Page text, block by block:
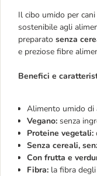
Il cibo umido per
sostenibile agli
preparato senza
e preziose fibre
Benefici e
Alimento umido di
Vegano: senza
Proteine vegetali:
Senza cereali,
Con frutta e
Fibra: la fibra